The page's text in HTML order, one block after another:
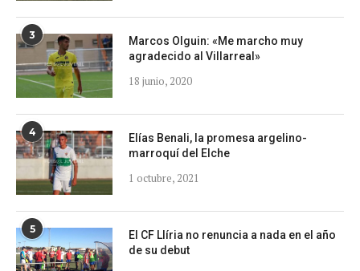
3
Marcos Olguin: «Me marcho muy
agradecido al Villarreal»
18 junio, 2020
4
Elías Benali, la promesa argelino-
marroquí del Elche
1 octubre, 2021
5
El CF Llíria no renuncia a nada en el año
de su debut